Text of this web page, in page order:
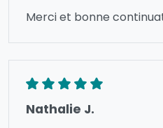
Merci et bonne
Nathalie J.